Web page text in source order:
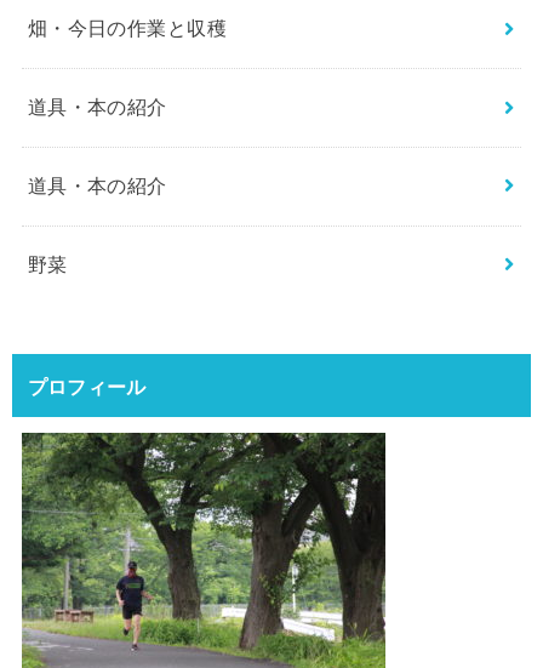
畑・今日の作業と収穫
道具・本の紹介
道具・本の紹介
野菜
プロフィール